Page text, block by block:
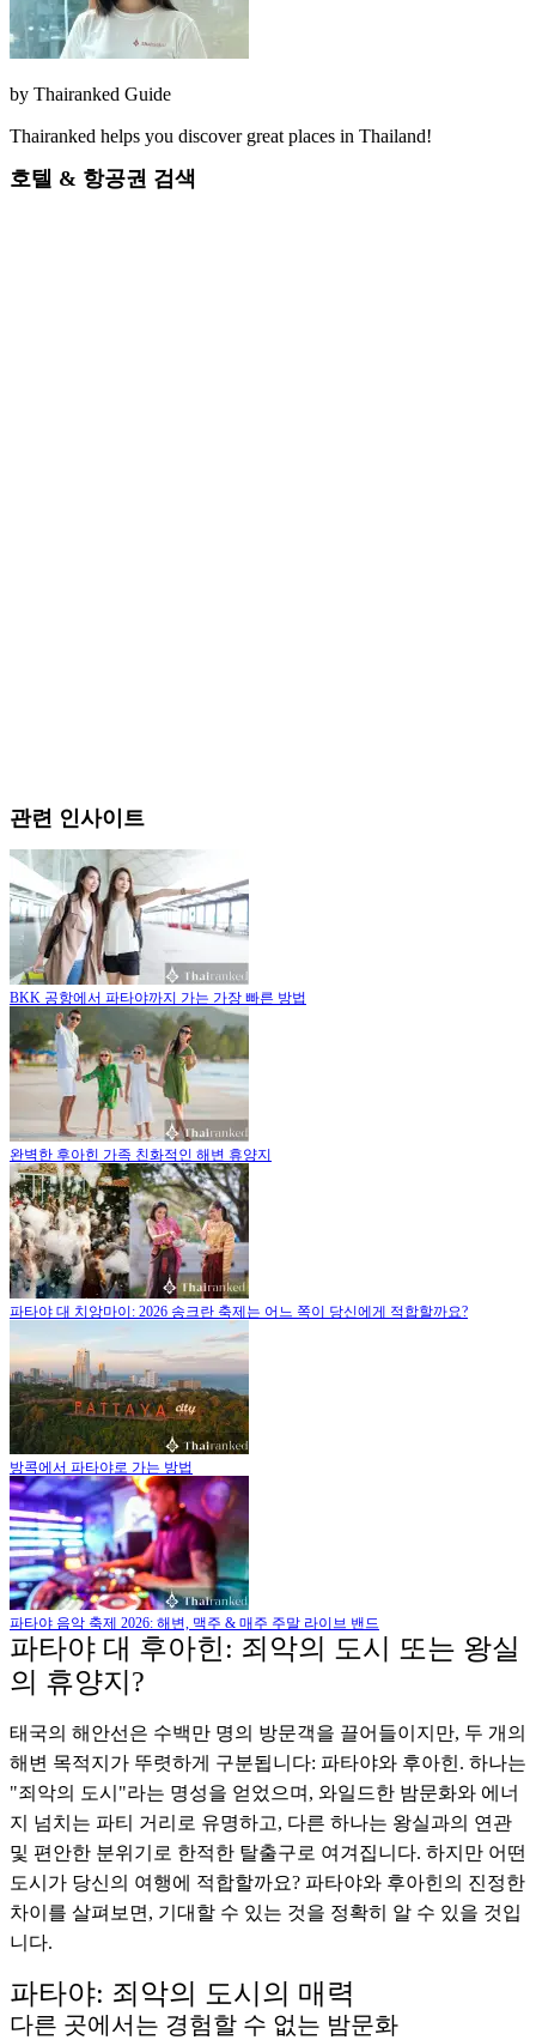
by Thairanked Guide
Thairanked helps you discover great places in Thailand!
호텔 & 항공권 검색
관련 인사이트
BKK 공항에서 파타야까지 가는 가장 빠른 방법
완벽한 후아힌 가족 친화적인 해변 휴양지
파타야 대 치앙마이: 2026 송크란 축제는 어느 쪽이 당신에게 적합할까요?
방콕에서 파타야로 가는 방법
파타야 음악 축제 2026: 해변, 맥주 & 매주 주말 라이브 밴드
파타야 대 후아힌: 죄악의 도시 또는 왕실
의 휴양지?
태국의 해안선은 수백만 명의 방문객을 끌어들이지만, 두 개의
해변 목적지가 뚜렷하게 구분됩니다: 파타야와 후아힌. 하나는
"죄악의 도시"라는 명성을 얻었으며, 와일드한 밤문화와 에너
지 넘치는 파티 거리로 유명하고, 다른 하나는 왕실과의 연관
및 편안한 분위기로 한적한 탈출구로 여겨집니다. 하지만 어떤
도시가 당신의 여행에 적합할까요? 파타야와 후아힌의 진정한
차이를 살펴보면, 기대할 수 있는 것을 정확히 알 수 있을 것입
니다.
파타야: 죄악의 도시의 매력
다른 곳에서는 경험할 수 없는 밤문화